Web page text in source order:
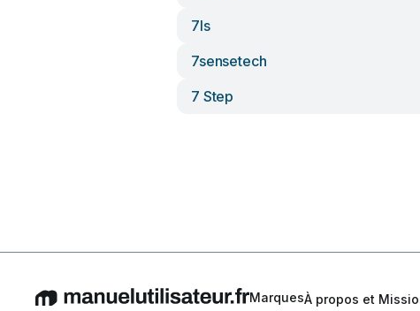
7ls
7sensetech
7 Step
MarquesÀ propos et